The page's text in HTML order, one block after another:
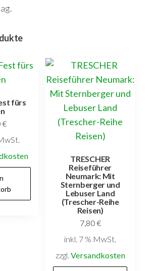
fürs
€
TRESCHER
Reiseführer
Neumark: Mit
Sternberger und
Lebuser Land
(Trescher-Reihe
Reisen)
7,80€
inkl. 7 % MwSt.
zzgl. Versandkosten